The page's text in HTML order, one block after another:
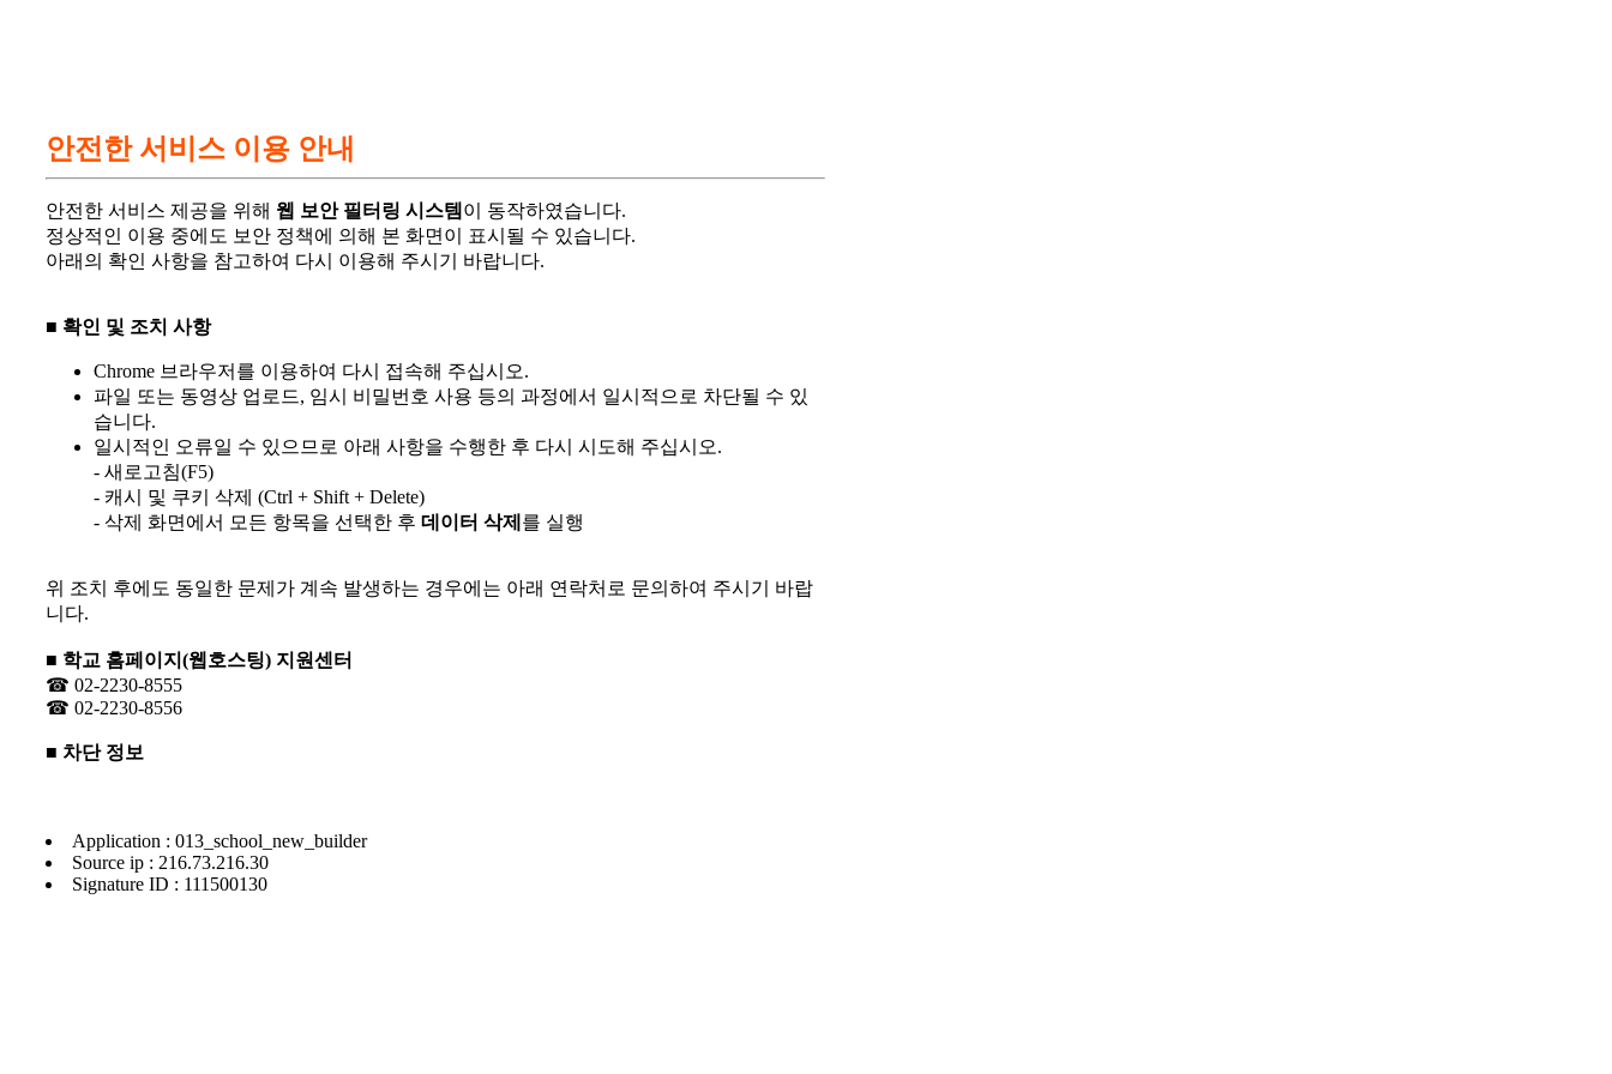
안전한 서비스 이용 안내
안전한 서비스 제공을 위해 웹 보안 필터링 시스템 이 동작하였습니다.
정상적인 이용 중에도 보안 정책에 의해 본 화면이 표시될 수 있습니다.
아래의 확인 사항을 참고하여 다시 이용해 주시기 바랍니다.
■ 확인 및 조치 사항
Chrome 브라우저를 이용하여 다시 접속해 주십시오.
파일 또는 동영상 업로드, 임시 비밀번호 사용 등의 과정에서 일시적으로 차단될 수 있
습니다.
일시적인 오류일 수 있으므로 아래 사항을 수행한 후 다시 시도해 주십시오.
- 새로고침(F5)
- 캐시 및 쿠키 삭제 (Ctrl + Shift + Delete)
- 삭제 화면에서 모든 항목을 선택한 후 데이터 삭제 를 실행
위 조치 후에도 동일한 문제가 계속 발생하는 경우에는 아래 연락처로 문의하여 주시기 바랍
니다.
■ 학교 홈페이지(웹호스팅) 지원센터
☎ 02-2230-8555
☎ 02-2230-8556
■ 차단 정보
Application : 013_school_new_builder
Source ip : 216.73.216.30
Signature ID : 111500130